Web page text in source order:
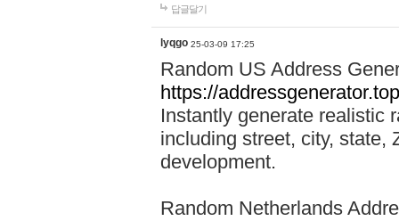
답글달기
lyqgo 25-03-09 17:25
Random US Address
https://
Instantly generate realistic
including street, city, state,
development.
Random Netherlands